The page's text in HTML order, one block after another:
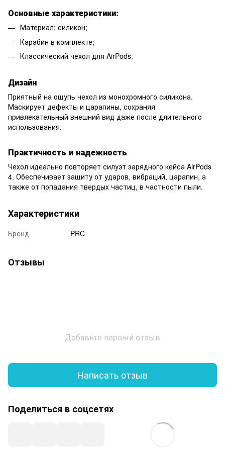
Основные характеристики:
Материал: силикон;
Карабин в комплекте;
Классический чехол для AirPods.
Дизайн
Приятный на ощупь чехол из монохромного силикона.
Маскирует дефекты и царапины, сохраняя
привлекательный внешний вид даже после длительного
использования.
Практичность и надежность
Чехол идеально повторяет силуэт зарядного кейса AirPods
4. Обеспечивает защиту от ударов, вибраций, царапин, а
также от попадания твердых частиц, в частности пыли.
Характеристики
Бренд PRC
Отзывы
Добавьте первый отзыв
Написать отзыв
Поделиться в соцсетях